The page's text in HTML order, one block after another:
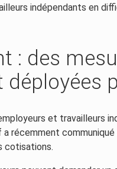
indépendants en
: des
déployées
et travailleurs
a récemment
cotisations.